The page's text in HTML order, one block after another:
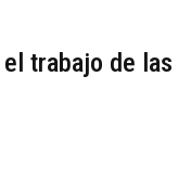
trabajo de las